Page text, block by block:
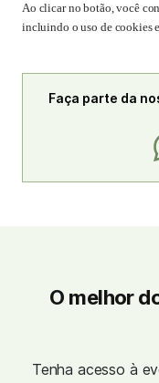
Ao clicar no botão, você
incluindo o uso de cookies
Faça parte da
O melhor
Tenha acesso à